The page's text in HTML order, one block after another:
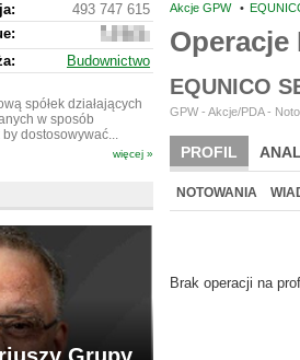
Akcje GPW •
Operacje
EQUNICO
GPW - Akcje/PDA -
PROFIL
BR LAB
NOTOWANIA
Brak operacji na
493 747 615
507
512
615
Budownictwo
spółek działających
w sposób
dostosowywać...
więcej »